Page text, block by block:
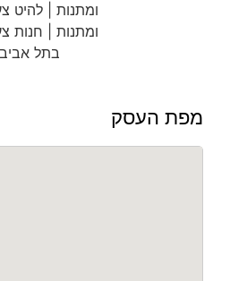
מפת העסק